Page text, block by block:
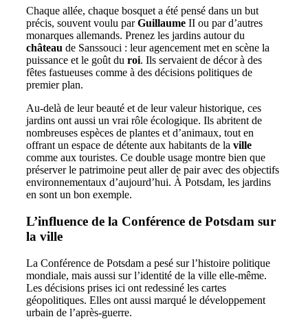
Chaque allée, chaque bosquet a été pensé dans un but
précis, souvent voulu parGuillaume II ou par d’autres
monarques allemands. Prenez les jardins autour du
château de Sanssouci : leur agencement met en scène la
puissance et le goût du roi. Ils servaient de décor à des
fêtes fastueuses comme à des décisions politiques de
premier plan.
Au-delà de leur beauté et de leur valeur historique, ces
jardins ont aussi un vrai rôle écologique. Ils abritent de
nombreuses espèces de plantes et d’animaux, tout en
offrant un espace de détente aux habitants de la ville
comme aux touristes. Ce double usage montre bien que
préserver le patrimoine peut aller de pair avec des objectifs
environnementaux d’aujourd’hui. À Potsdam, les jardins
en sont un bon exemple.
L’influence de la Conférence de Potsdam sur
la ville
La Conférence de Potsdam a pesé sur l’histoire politique
mondiale, mais aussi sur l’identité de la ville elle-même.
Les décisions prises ici ont redessiné les cartes
géopolitiques. Elles ont aussi marqué le développement
urbain de l’après-guerre.